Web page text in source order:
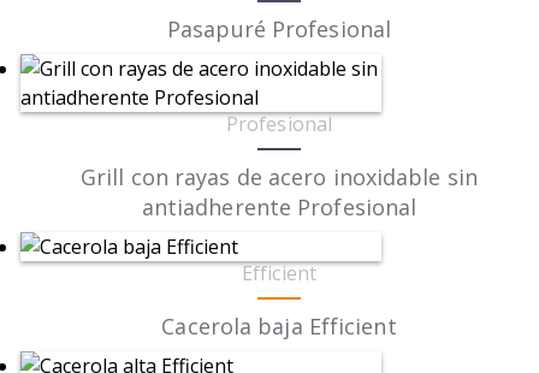
Pasapuré Profesional
Profesional
Grill con rayas de acero inoxidable sin
antiadherente Profesional
Efficient
Cacerola baja Efficient